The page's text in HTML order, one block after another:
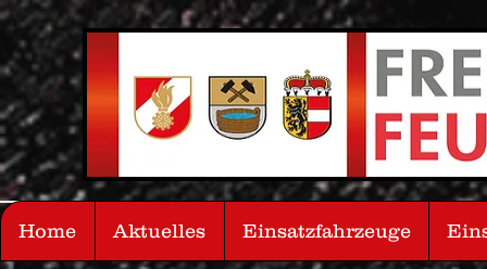
Home Aktuelles Einsatzfahrzeuge